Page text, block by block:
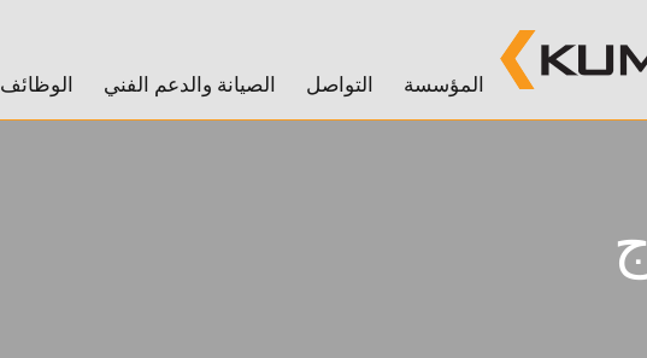
الوظائف الصيانة والدعم الفني التواصل المؤسسة